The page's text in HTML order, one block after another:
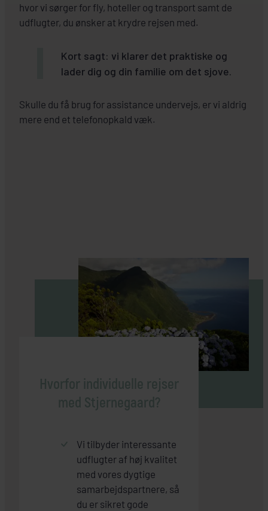
hvor vi sørger for fly, hoteller og transport samt de
udflugter, du ønsker at krydre rejsen med.
Kort sagt: vi klarer det praktiske og
lader dig og din familie om det sjove.
Skulle du få brug for assistance undervejs, er vi aldrig
mere end et telefonopkald væk.
Hvorfor individuelle rejser
med Stjernegaard?
Vi tilbyder interessante
udflugter af høj kvalitet
med vores dygtige
samarbejdspartnere, så
du er sikret gode